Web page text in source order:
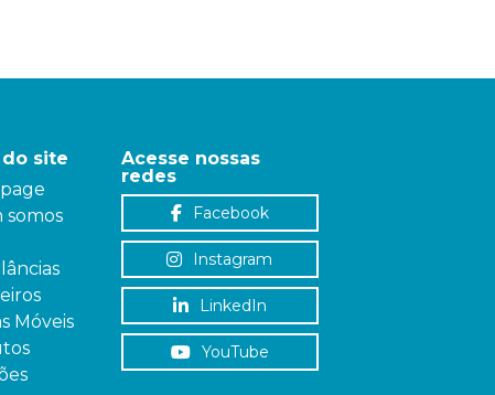
do site
somos
Móveis
Acesse nossas
redes
Facebook
Instagram
LinkedIn
YouTube